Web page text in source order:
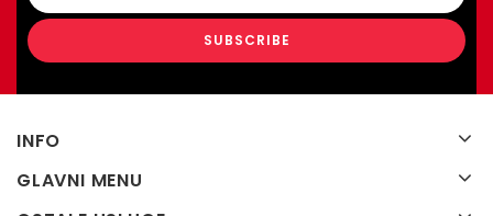
INFO
GLAVNI MENU